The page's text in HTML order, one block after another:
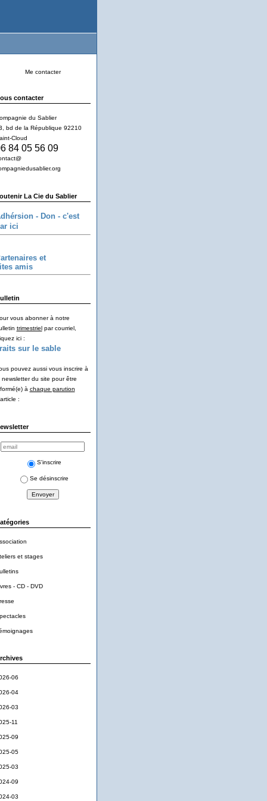
Me contacter
contacter
du Sablier
bd de la République 92210
Cloud
84 05 56 09
La Cie du Sablier
- Don - c'est
ici
et
amis
vous abonner à notre
trimestriel par courriel,
ici :
sur le sable
pouvez aussi vous inscrire à
newsletter du site pour être
à chaque parution
:
S'inscrire
Se désinscrire
et stages
- CD - DVD
06
04
03
11
09
05
03
09
03